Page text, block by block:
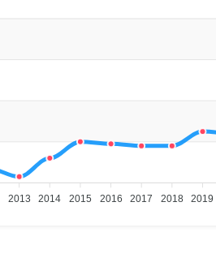
2013 2014 2015 2016 2017 2018 2019